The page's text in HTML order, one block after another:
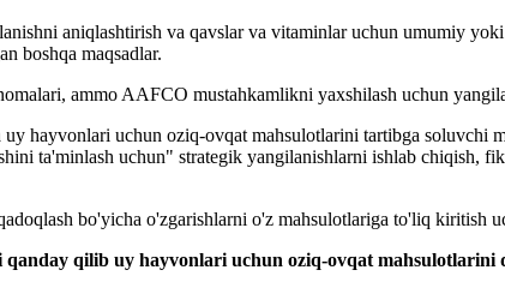
aniqlashtirish va qavslar va vitaminlar uchun umumiy
boshqa maqsadlar.
ammo AAFCO mustahkamlikni yaxshilash uchun
hayvonlari uchun oziq-ovqat mahsulotlarini tartibga soluvchi
ta'minlash uchun" strategik yangilanishlarni ishlab chiqish,
bo'yicha o'zgarishlarni o'z mahsulotlariga to'liq kiritish
qilib uy hayvonlari uchun oziq-ovqat